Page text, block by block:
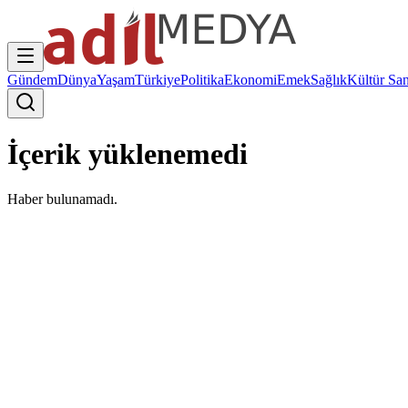
GündemDünyaYaşamTürkiyePolitikaEkonomiEmekSağlıkKültür
İçerik yüklenemedi
Haber bulunamadı.